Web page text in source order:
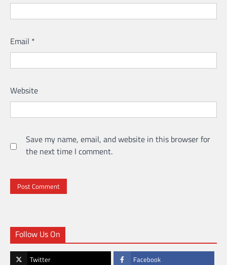
Email *
Website
Save my name, email, and website in this browser for
the next time I comment.
Follow Us On
Twitter Facebook